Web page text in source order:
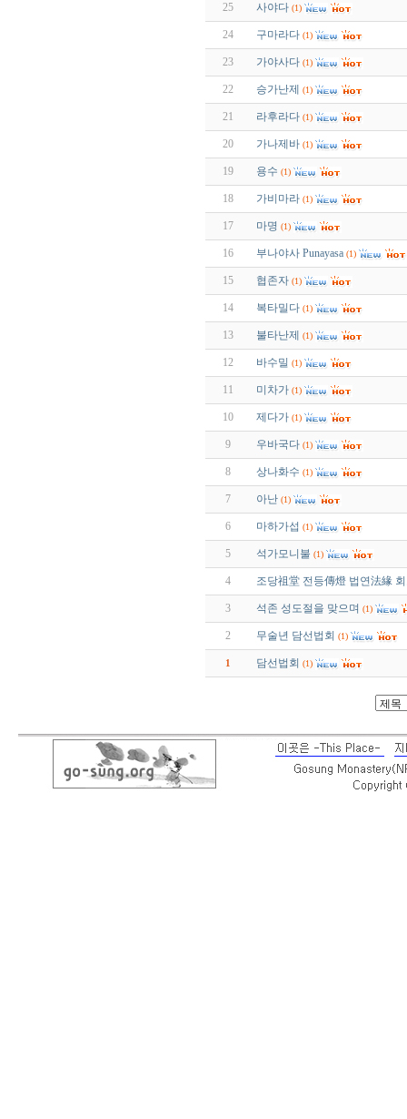
25 사야다 (1)
24 구마라다 (1)
23 가야사다 (1)
22 승가난제 (1)
21 라후라다 (1)
20 가나제바 (1)
19 용수 (1)
18 가비마라 (1)
17 마명 (1)
16 부나야사 Punayasa (1)
15 협존자 (1)
14 복타밀다 (1)
13 불타난제 (1)
12 바수밀 (1)
11 미차가 (1)
10 제다가 (1)
9 우바국다 (1)
8 상나화수 (1)
7 아난 (1)
6 마하가섭 (1)
5 석가모니불 (1)
4 조당祖堂 전등傳燈 법연法緣
3 석존 성도절을 맞으며 (1)
2 무술년 담선법회 (1)
1 담선법회 (1)